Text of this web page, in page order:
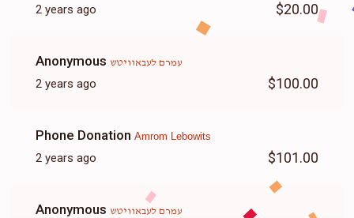
2 years ago $20.00
Anonymous עמרם לעבאוויטש
2 years ago $100.00
Phone Donation Amrom Lebowits
2 years ago $101.00
Anonymous עמרם לעבאוויטש